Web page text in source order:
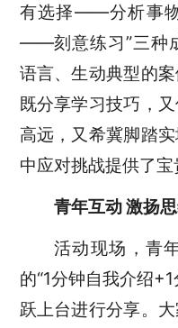
有选择——分析事
——刻意练习”三种
语言、生动典型的
既分享学习技巧，
高远，又希冀脚踏
中应对挑战提供了宝
青年互动激扬
活动现场，青
的“1分钟自我介绍
跃上台进行分享。